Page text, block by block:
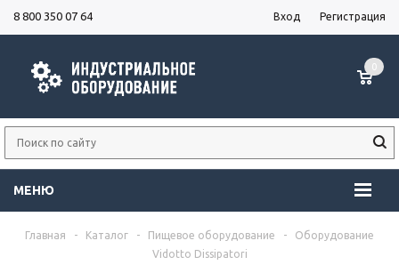
8 800 350 07 64 Вход Регистрация
МЕНЮ
0
Главная - Каталог - Пищевое оборудование -
Оборудование
Vidotto Dissipatori